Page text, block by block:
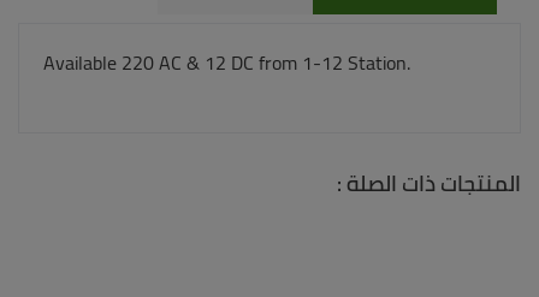
Available 220 AC & 12 DC from 1-12 Station.
المنتجات ذات الصلة :